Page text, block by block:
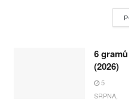
6 gramů
(2026)
5
SRPNA,